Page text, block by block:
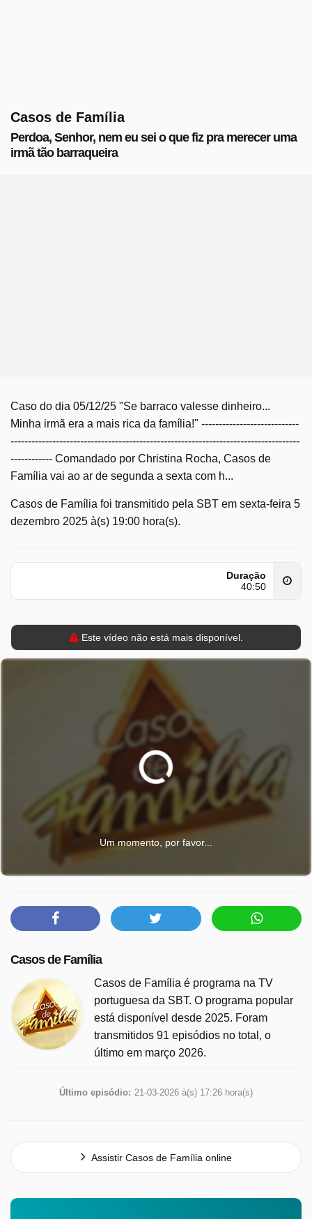
Casos de Família
Perdoa, Senhor, nem eu sei o que fiz pra merecer uma
irmã tão barraqueira
Caso do dia 05/12/25 "Se barraco valesse dinheiro...
Minha irmã era a mais rica da família!" ----------------------------
-----------------------------------------------------------------------------------
------------ Comandado por Christina Rocha, Casos de
Família vai ao ar de segunda a sexta com h...
Casos de Família foi transmitido pela SBT em sexta-feira 5
dezembro 2025 à(s) 19:00 hora(s).
Duração
40:50
Este vídeo não está mais disponível.
Um momento, por favor...
Casos de Família
Casos de Família é programa na TV
portuguesa da SBT. O programa popular
está disponível desde 2025. Foram
transmitidos 91 episódios no total, o
último em março 2026.
Último episódio: 21-03-2026 à(s) 17:26 hora(s)
Assistir Casos de Família online